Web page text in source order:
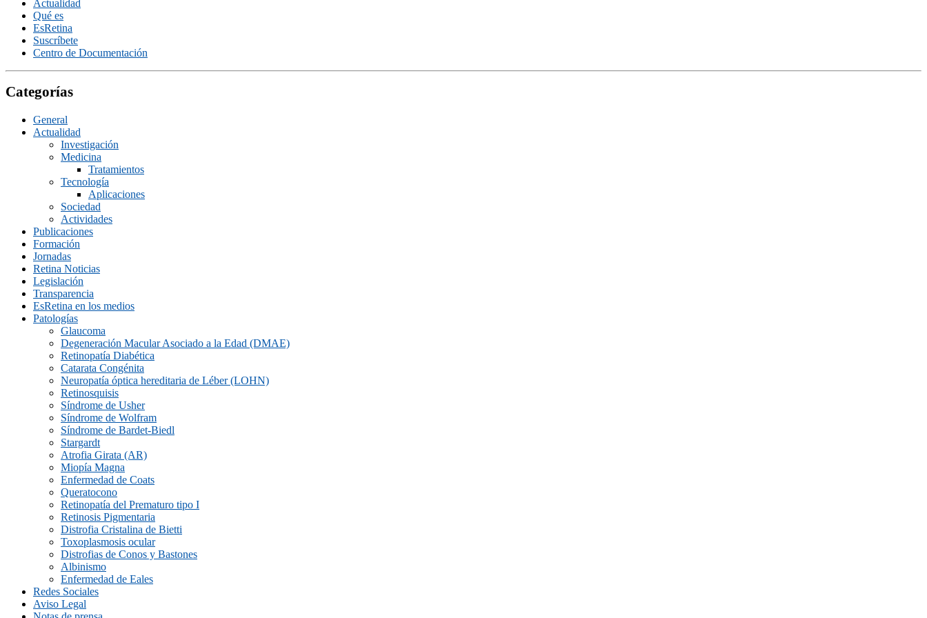
Actualidad
Qué es
EsRetina
Suscrí­bete
Centro de Documentación
Categorías
General
Actualidad
Investigación
Medicina
Tratamientos
Tecnologí­a
Aplicaciones
Sociedad
Actividades
Publicaciones
Formación
Jornadas
Retina Noticias
Legislación
Transparencia
EsRetina en los medios
Patologías
Glaucoma
Degeneración Macular Asociado a la Edad (DMAE)
Retinopatía Diabética
Catarata Congénita
Neuropatí­a óptica hereditaria de Léber (LOHN)
Retinosquisis
Síndrome de Usher
Síndrome de Wolfram
Síndrome de Bardet-Biedl
Stargardt
Atrofia Girata (AR)
Miopía Magna
Enfermedad de Coats
Queratocono
Retinopatí­a del Prematuro tipo I
Retinosis Pigmentaria
Distrofia Cristalina de Bietti
Toxoplasmosis ocular
Distrofias de Conos y Bastones
Albinismo
Enfermedad de Eales
Redes Sociales
Aviso Legal